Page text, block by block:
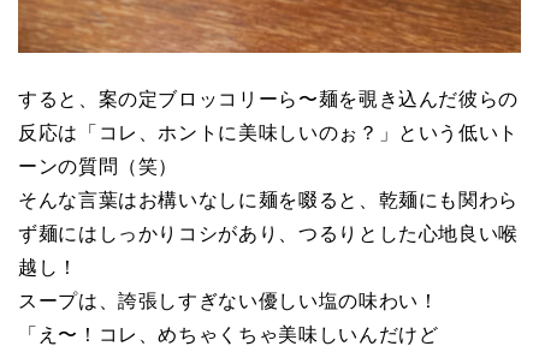
すると、案の定ブロッコリーら〜麺を覗き込んだ彼らの
反応は「コレ、ホントに美味しいのぉ？」という低いト
ーンの質問（笑）
そんな言葉はお構いなしに麺を啜ると、乾麺にも関わら
ず麺にはしっかりコシがあり、つるりとした心地良い喉
越し！
スープは、誇張しすぎない優しい塩の味わい！
「え〜！コレ、めちゃくちゃ美味しいんだけど